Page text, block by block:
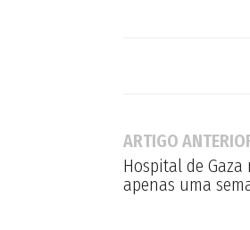
ARTIGO
Hospital de
apenas uma